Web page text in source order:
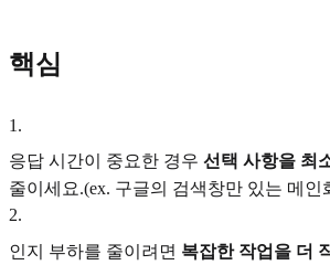
핵심
1 .
응답 시간이 중요한 경우 선택 사항을 최
줄이세요.(ex. 구글의 검색창만 있는 메인
2.
인지 부하를 줄이려면 복잡한 작업을 더